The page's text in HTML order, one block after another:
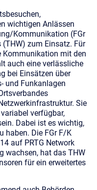
wichtigen Anlässen
Kommunikation (FGr
zum Einsatz. Für
Kommunikation mit den
auch eine verlässliche
bei Einsätzen über
und Funkanlagen
Sie
verfügbar,
Dabei ist es wichtig,
haben. Die FGr F/K
auf PRTG Network
wachsen, hat das THW
für ein erweitertes